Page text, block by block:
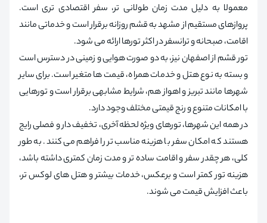
معمولا به دلیل مدت زمان طولانی تر، سفر اقتصادی تری است.
پروازهای مستقیم از مشهد به قشم روزانه برقرار است و خدماتی مانند
اقامت، صبحانه و ترانسفر در اکثر تورها ارائه می شود.
تور قشم از اصفهان نیز، به دو صورت هوایی و زمینی در دسترس است
و بسته به نوع هتل و خدمات همراه، قیمت ها متغیر است. برای سایر
شهرها مانند تبریز و اهواز هم، شرایط مشابهی برقرار است و تورهایی
با امکانات متنوع و رنج قیمتی مختلف وجود دارد.
در همه این شهرها، تورهای ویژه لحظه آخری، تخفیف دار و فصلی رایج
هستند که امکان سفر با هزینه مناسب تر را فراهم می کنند. به طور
کلی، هر چقدر سفر و اقامت ساده تر و مدت زمان کمتری داشته باشد،
هزینه تور کمتر است و برعکس، خدمات بیشتر و هتل های لوکس تر،
باعث افزایش قیمت می شوند.